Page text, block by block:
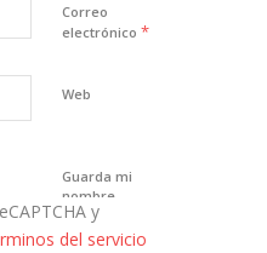
Correo
electrónico *
Web
Guarda mi
nombre,
correo
electrónico y
y
del servicio